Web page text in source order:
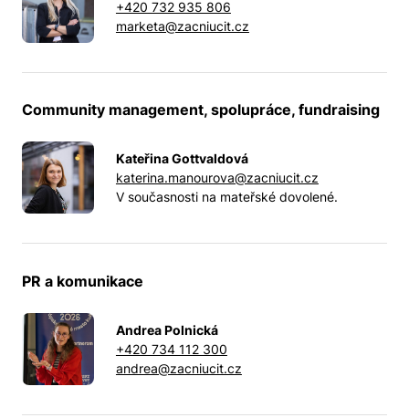
+420 732 935 806
marketa@zacniucit.cz
Community management, spolupráce, fundraising
Kateřina Gottvaldová
katerina.manourova@zacniucit.cz
V současnosti na mateřské dovolené.
PR a komunikace
Andrea Polnická
+420 734 112 300
andrea@zacniucit.cz